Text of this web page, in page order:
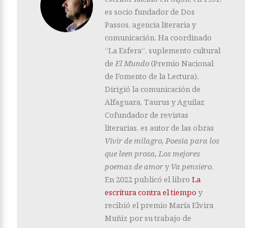
es socio fundador de Dos
Passos, agencia literaria y
comunicación. Ha coordinado
“La Esfera”, suplemento cultural
de El Mundo (Premio Nacional
de Fomento de la Lectura).
Dirigió la comunicación de
Alfaguara, Taurus y Aguilar.
Cofundador de revistas
literarias, es autor de las obras
Vivir de milagro, Poesía para los
que leen prosa, Los mejores
poemas de amoryVa pensiero.
En 2022 publicó el libro La
escritura contra el tiempo y
recibió el premio María Elvira
Muñiz por su trabajo de